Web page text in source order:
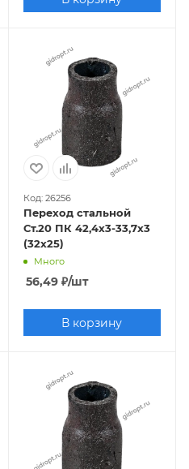
Код: 26256
Переход стальной
Ст.20 ПК 42,4х3-33,7x3
(32x25)
Много
56,49₽/шт
В корзину